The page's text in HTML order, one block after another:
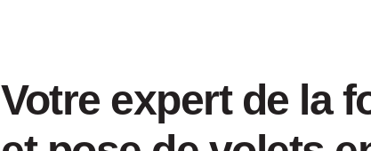
Votre expert de la